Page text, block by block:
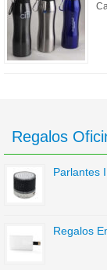
Regalos
Parlantes
Regalos